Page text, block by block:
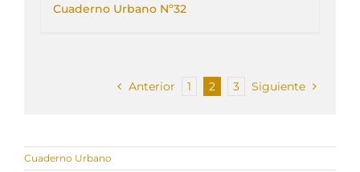
Cuaderno Urbano Nº32
Anterior 1 2 3 Siguiente
Cuaderno Urbano